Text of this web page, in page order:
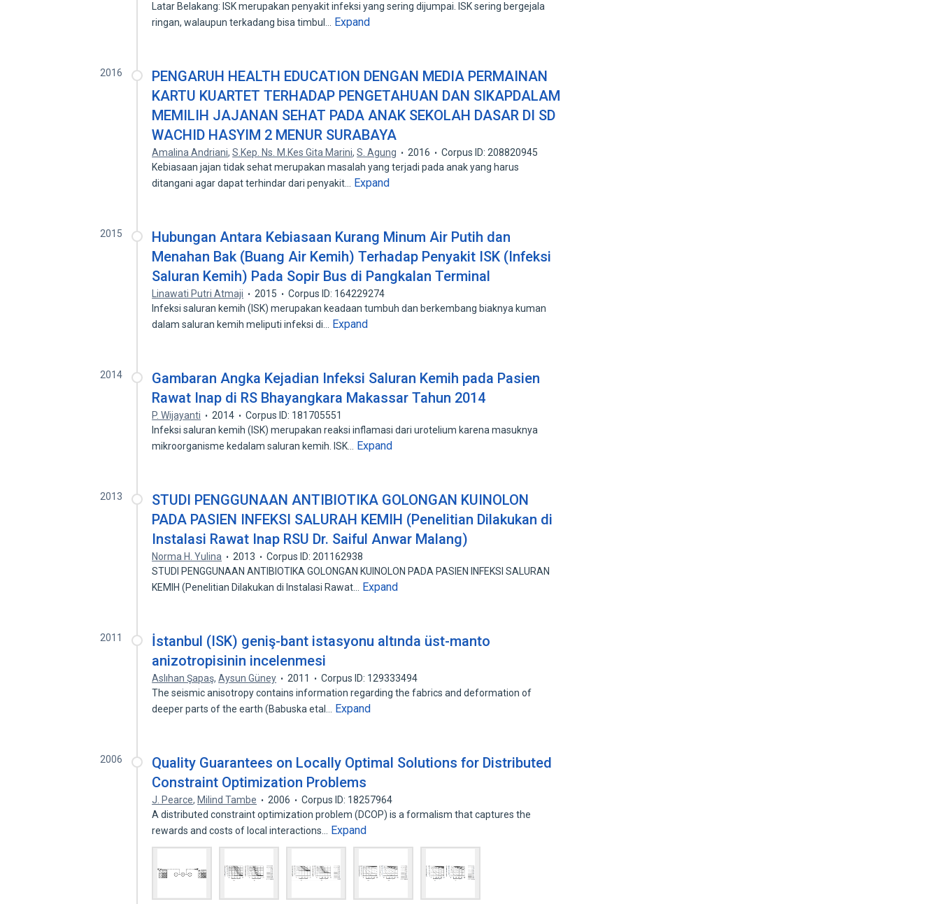
Latar Belakang: ISK merupakan penyakit infeksi yang sering dijumpai. ISK sering bergejala
ringan, walaupun terkadang bisa timbul…
Expand
2016
PENGARUH HEALTH EDUCATION DENGAN MEDIA PERMAINAN
KARTU KUARTET TERHADAP PENGETAHUAN DAN SIKAPDALAM
MEMILIH JAJANAN SEHAT PADA ANAK SEKOLAH DASAR DI SD
WACHID HASYIM 2 MENUR SURABAYA
Amalina Andriani,S.Kep. Ns. M.Kes Gita Marini,S. Agung 2016
Corpus ID: 208820945
Kebiasaan jajan tidak sehat merupakan masalah yang terjadi pada anak yang harus
ditangani agar dapat terhindar dari penyakit…
Expand
2015
Hubungan Antara Kebiasaan Kurang Minum Air Putih dan
Menahan Bak (Buang Air Kemih) Terhadap Penyakit ISK (Infeksi
Saluran Kemih) Pada Sopir Bus di Pangkalan Terminal
Linawati Putri Atmaji 2015
Corpus ID: 164229274
Infeksi saluran kemih (ISK) merupakan keadaan tumbuh dan berkembang biaknya kuman
dalam saluran kemih meliputi infeksi di…
Expand
2014
Gambaran Angka Kejadian Infeksi Saluran Kemih pada Pasien
Rawat Inap di RS Bhayangkara Makassar Tahun 2014
P. Wijayanti 2014
Corpus ID: 181705551
Infeksi saluran kemih (ISK) merupakan reaksi inflamasi dari urotelium karena masuknya
mikroorganisme kedalam saluran kemih. ISK…
Expand
2013
STUDI PENGGUNAAN ANTIBIOTIKA GOLONGAN KUINOLON
PADA PASIEN INFEKSI SALURAH KEMIH (Penelitian Dilakukan di
Instalasi Rawat Inap RSU Dr. Saiful Anwar Malang)
Norma H. Yulina 2013
Corpus ID: 201162938
STUDI PENGGUNAAN ANTIBIOTIKA GOLONGAN KUINOLON PADA PASIEN INFEKSI SALURAN
KEMIH (Penelitian Dilakukan di Instalasi Rawat…
Expand
2011
İstanbul (ISK) geniş-bant istasyonu altında üst-manto
anizotropisinin incelenmesi
Aslıhan Şapaş,Aysun Güney 2011
Corpus ID: 129333494
The seismic anisotropy contains information regarding the fabrics and deformation of
deeper parts of the earth (Babuska etal…
Expand
2006
Quality Guarantees on Locally Optimal Solutions for Distributed
Constraint Optimization Problems
J. Pearce, Milind Tambe 2006
Corpus ID: 18257964
A distributed constraint optimization problem (DCOP) is a formalism that captures the
rewards and costs of local interactions…
Expand